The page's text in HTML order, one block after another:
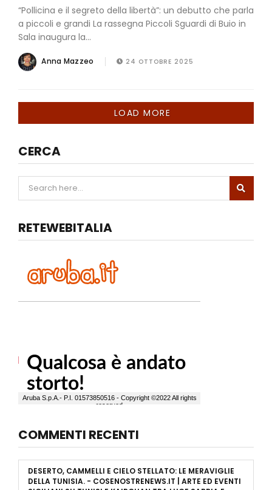
“Pollicina e il segreto della libertà”: un debutto che parla
a piccoli e grandi La rassegna Piccoli Sguardi di Buio in
Sala inaugura la...
Anna Mazzeo 24 OTTOBRE 2025
LOAD MORE
CERCA
RETEWEBITALIA
COMMENTI RECENTI
DESERTO, CAMMELLI E CIELO STELLATO: LE MERAVIGLIE
DELLA TUNISIA. - COSENOSTRENEWS.IT | ARTE ED EVENTI